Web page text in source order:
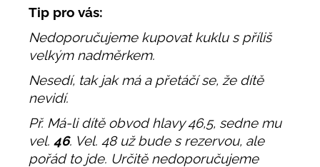
Tip pro vás:
Nedoporučujeme kupovat kuklu s příliš
velkým nadměrkem.
Nesedí, tak jak má a přetáčí se, že dítě
nevidí.
Př. Má-li dítě obvod hlavy 46,5, sedne mu
vel. 46. Vel. 48 už bude s rezervou, ale
pořád to jde. Určitě nedoporučujeme